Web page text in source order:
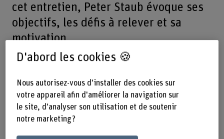
cet entretien, Peter Staub évoque ses
objectifs, les défis à relever et sa
motivation.
L’essentiel en bref:
Le Conseil suisse de l’architecture est la
D'abord les cookies 🍪
Nous autorisez-vous d'installer des cookies sur
votre appareil afin d'améliorer la navigation sur
le site, d'analyser son utilisation et de soutenir
notre marketing ?